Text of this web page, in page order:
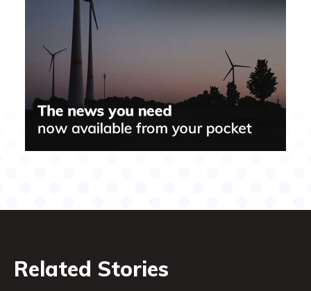
Related Stories